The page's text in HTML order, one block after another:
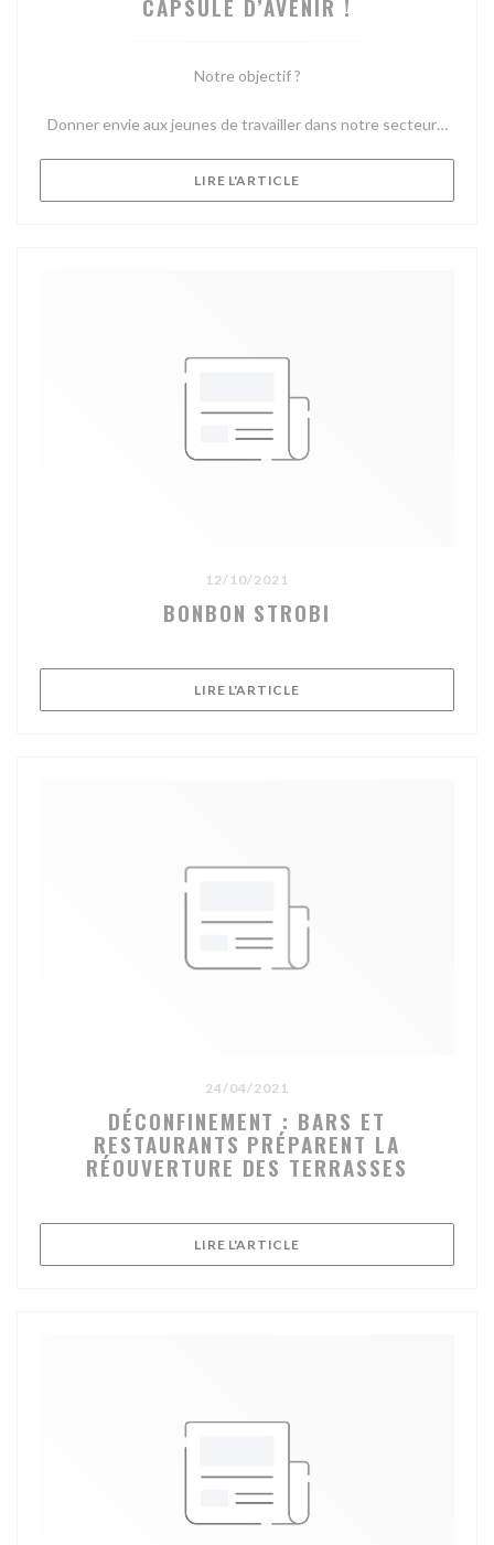
CAPSULE D’AVENIR !
Notre objectif ?
Donner envie aux jeunes de travailler dans notre secteur…
LIRE L'ARTICLE((OUVRE UNE NOUVELLE
12/10/2021
BONBON STROBI
LIRE L'ARTICLE((OUVRE UNE NOUVELLE
24/04/2021
DÉCONFINEMENT : BARS ET
RESTAURANTS PRÉPARENT LA
RÉOUVERTURE DES TERRASSES
LIRE L'ARTICLE((OUVRE UNE NOUVELLE